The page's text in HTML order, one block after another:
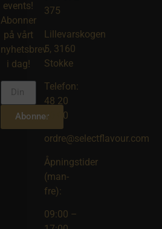
events!
Abonner
på vårt
nyhetsbrev
i dag!
Abonner
375
Lillevarskogen
5, 3160
Stokke
Telefon:
48 20
10 00
ordre@selectflavour.com
Åpningstider
(man-
fre):
09:00 –